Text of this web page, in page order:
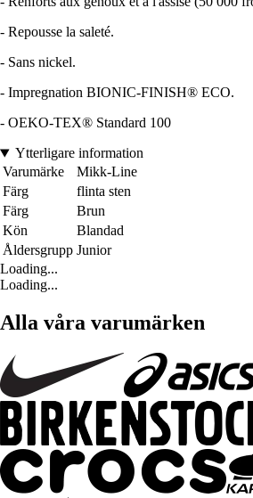
- Repousse la saleté.
- Sans nickel.
- Impregnation BIONIC-FINISH® ECO.
- OEKO-TEX® Standard 100
Ytterligare information
Varumärke
Mikk-Line
Färg
flinta sten
Färg
Brun
Kön
Blandad
Åldersgrupp Junior
Loading...
Loading...
Alla våra varumärken